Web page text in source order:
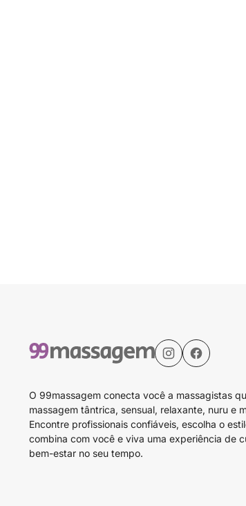
O 99massagem conecta você a massagistas
massagem tântrica, sensual, relaxante, nuru e
Encontre profissionais confiáveis, escolha o
combina com você e viva uma experiência de
bem-estar no seu tempo.